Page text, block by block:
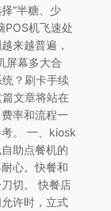
“半糖、少
POS机飞速处
来越普遍，
幕多大合
？刷卡手续
文章将站在
率和流程一
。 一、kiosk
助点餐机的
心。快餐和
切。 快餐店
许时，立式